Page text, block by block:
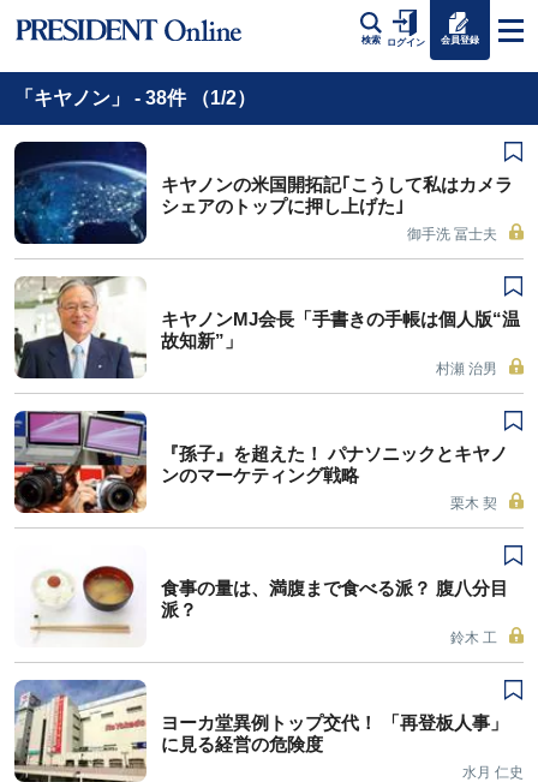
検索 ログイン 会員登録
「キヤノン」 - 38件 （1/2）
キヤノンの米国開拓記｢こうして私はカメラ
シェアのトップに押し上げた｣
御手洗 冨士夫
キヤノンMJ会長「手書きの手帳は個人版“温
故知新”」
村瀬 治男
『孫子』を超えた！ パナソニックとキヤノ
ンのマーケティング戦略
栗木 契
食事の量は、満腹まで食べる派？ 腹八分目
派？
鈴木 工
ヨーカ堂異例トップ交代！ 「再登板人事」
に見る経営の危険度
水月 仁史